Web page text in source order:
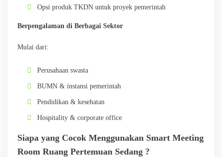
Opsi produk TKDN untuk proyek pemerintah
Berpengalaman di Berbagai Sektor
Mulai dari:
Perusahaan swasta
BUMN & instansi pemerintah
Pendidikan & kesehatan
Hospitality & corporate office
Siapa yang Cocok Menggunakan Smart Meeting
Room Ruang Pertemuan Sedang ?